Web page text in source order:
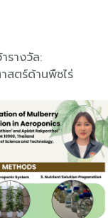
รางวัล:
สตร์ด้านพืชไร่